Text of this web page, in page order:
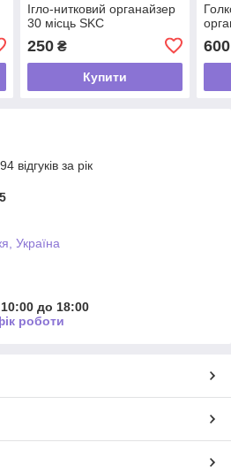
Ігло-нитковий органайзер
30 місць SKC
250₴
Купити
600
відгуків за рік
Україна
до 18:00
роботи